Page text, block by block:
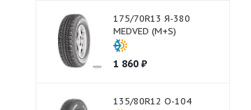
175/70R13 Я-380
MEDVED (M+S)
1 860₽
135/80R12 О-104